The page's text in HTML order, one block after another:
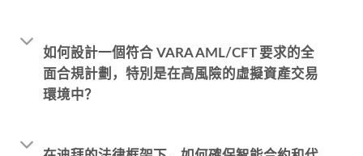
如何設計一個符合 VARA AML/CFT 要求的全
面合規計劃，特別是在高風險的虛擬資產交易
環境中？